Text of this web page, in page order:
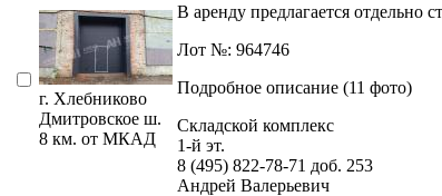
г. Хлебниково
Дмитровское ш.
8 км. от МКАД
В аренду предлагается
Лот №: 964746
Подробное описание (11 фото)
Складской комплекс
1-й эт.
8 (495) 822-78-71 доб. 253
Андрей Валерьевич